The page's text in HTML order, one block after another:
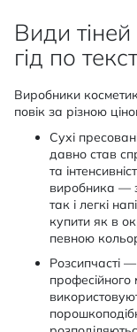
Види
гід по
Виробники
повік за різною
Сухі
давно став
та
виробника —
так і легкі
купити як в
певною
Розсипчасті
професійного